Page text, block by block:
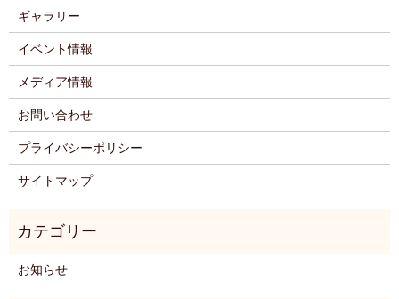
ギャラリー
イベント情報
メディア情報
お問い合わせ
プライバシーポリシー
サイトマップ
お知らせ